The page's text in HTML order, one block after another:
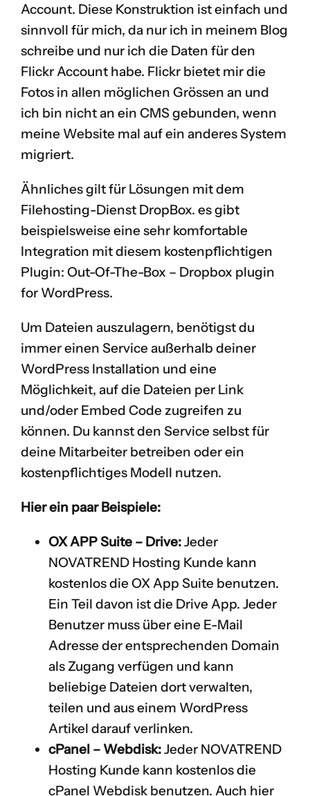
Account. Diese Konstruktion ist einfach und
sinnvoll für mich, da nur ich in meinem Blog
schreibe und nur ich die Daten für den
Flickr Account habe. Flickr bietet mir die
Fotos in allen möglichen Grössen an und
ich bin nicht an ein CMS gebunden, wenn
meine Website mal auf ein anderes System
migriert.
Ähnliches gilt für Lösungen mit dem
Filehosting-Dienst DropBox. es gibt
beispielsweise eine sehr komfortable
Integration mit diesem kostenpflichtigen
Plugin: Out-Of-The-Box – Dropbox plugin
for WordPress.
Um Dateien auszulagern, benötigst du
immer einen Service außerhalb deiner
WordPress Installation und eine
Möglichkeit, auf die Dateien per Link
und/oder Embed Code zugreifen zu
können. Du kannst den Service selbst für
deine Mitarbeiter betreiben oder ein
kostenpflichtiges Modell nutzen.
Hier ein paar Beispiele:
OX APP Suite – Drive:Jeder
NOVATREND Hosting Kunde kann
kostenlos die OX App Suite benutzen.
Ein Teil davon ist die Drive App. Jeder
Benutzer muss über eine E-Mail
Adresse der entsprechenden Domain
als Zugang verfügen und kann
beliebige Dateien dort verwalten,
teilen und aus einem WordPress
Artikel darauf verlinken.
cPanel – Webdisk:Jeder NOVATREND
Hosting Kunde kann kostenlos die
cPanel Webdisk benutzen. Auch hier